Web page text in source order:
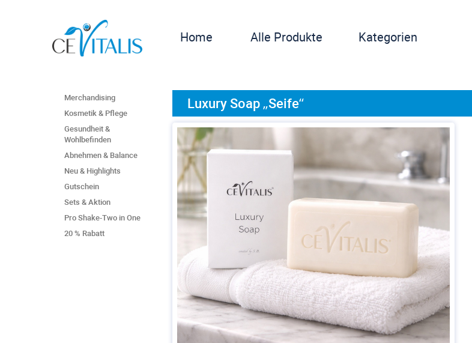
Home Alle Produkte Kategorien
Merchandising
Kosmetik & Pflege
Gesundheit &
Wohlbefinden
Abnehmen & Balance
Neu & Highlights
Gutschein
Sets & Aktion
Pro Shake-Two in One
20 % Rabatt
Luxury Soap „Seife“